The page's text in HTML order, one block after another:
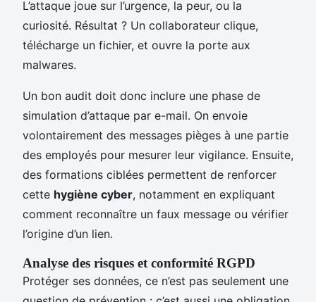
L’attaque joue sur l’urgence, la peur, ou la
curiosité. Résultat ? Un collaborateur clique,
télécharge un fichier, et ouvre la porte aux
malwares.
Un bon audit doit donc inclure une phase de
simulation d’attaque par e-mail. On envoie
volontairement des messages pièges à une partie
des employés pour mesurer leur vigilance. Ensuite,
des formations ciblées permettent de renforcer
cette hygiène cyber, notamment en expliquant
comment reconnaître un faux message ou vérifier
l’origine d’un lien.
Analyse des risques et conformité RGPD
Protéger ses données, ce n’est pas seulement une